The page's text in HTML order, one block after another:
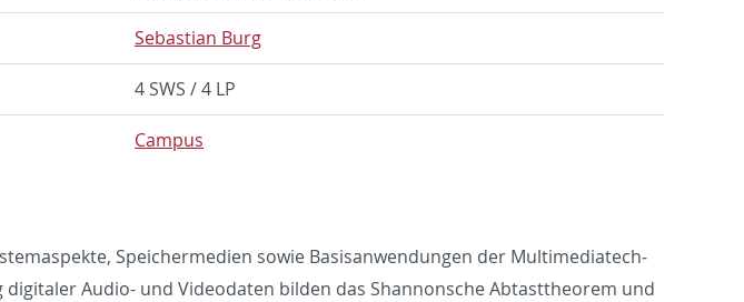
Se­bas­t­ian Burg
4 SWS / 4 LP
Cam­pus
Spe­icher­me­dien sowie Ba­sisan­wen­dun­gen der Mul­ti­me­di­at­e­ch­
Au­dio- und Video­daten bilden das Shan­non­sche Ab­tast­the­o­rem und